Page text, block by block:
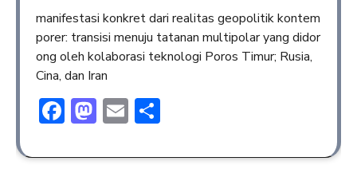
manifestasi konkret dari realitas geopolitik kontem
porer: transisi menuju tatanan multipolar yang didor
ong oleh kolaborasi teknologi Poros Timur; Rusia,
Cina, dan Iran
Facebook
Mastodon
Email